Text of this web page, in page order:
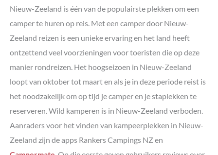
Nieuw-Zeeland is één van de populairste plekken om een
camper te huren op reis. Met een camper door Nieuw-
Zeeland reizen is een unieke ervaring en het land heeft
ontzettend veel voorzieningen voor toeristen die op deze
manier rondreizen. Het hoogseizoen in Nieuw-Zeeland
loopt van oktober tot maart en als je in deze periode reist is
het noodzakelijk om op tijd je camper en je staplekken te
reserveren. Wild kamperen is in Nieuw-Zeeland verboden.
Aanraders voor het vinden van kampeerplekken in Nieuw-
Zeeland zijn de apps Rankers Campings NZ en